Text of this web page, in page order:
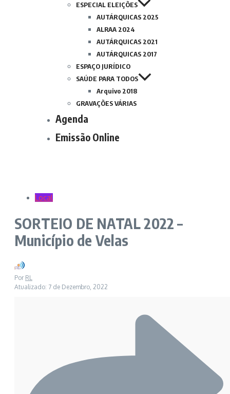
ESPECIAL ELEIÇÕES
AUTÁRQUICAS 2025
ALRAA 2024
AUTÁRQUICAS 2021
AUTÁRQUICAS 2017
ESPAÇO JURÍDICO
SAÚDE PARA TODOS
Arquivo 2018
GRAVAÇÕES VÁRIAS
Agenda
Emissão Online
Local
SORTEIO DE NATAL 2022 –
Município de Velas
Por RL
Atualizado: 7 de Dezembro, 2022